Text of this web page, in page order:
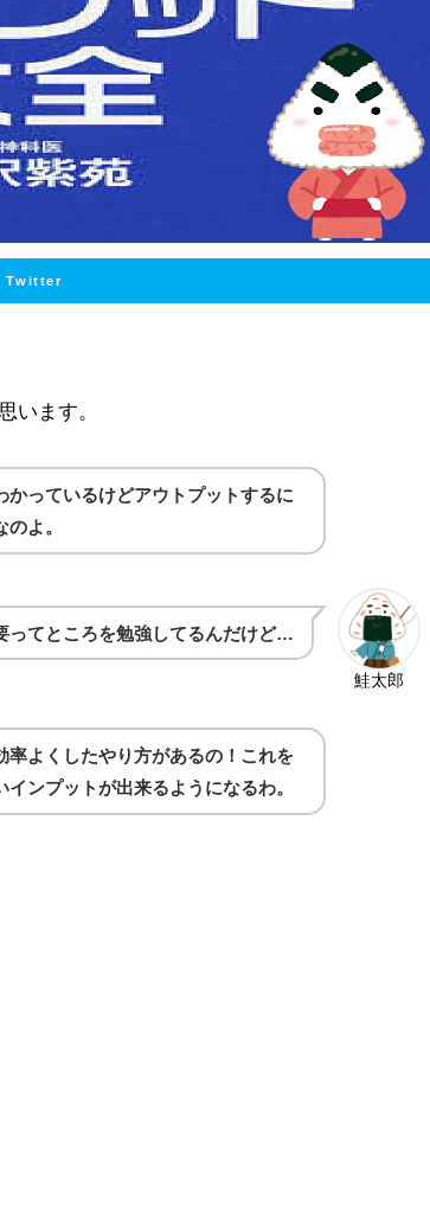
Twitter
います。
かっているけどアウトプットするに
よ。
鮭太郎
ってところを勉強してるんだけど…
率よくしたやり方があるの！これを
ンプットが出来るようになるわ。